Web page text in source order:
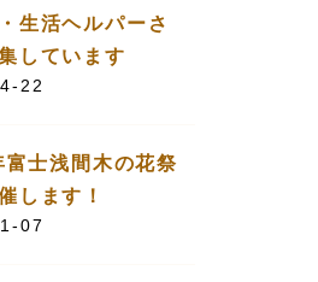
生活ヘルパーさ
しています
22
士浅間木の花祭
します！
07